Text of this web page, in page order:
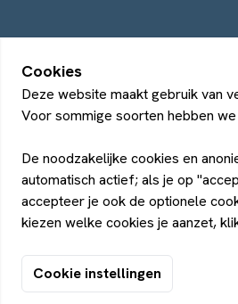
Cookies
Deze website maakt gebruik van
Voor sommige soorten hebben
De noodzakelijke cookies en
automatisch actief; als je op
accepteer je ook de optionele
kiezen welke cookies je aanzet,
Cookie instellingen